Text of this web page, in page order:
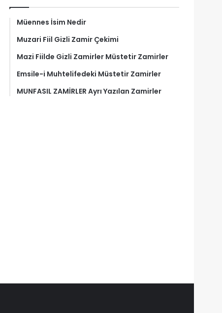
Müennes İsim Nedir
Muzari Fiil Gizli Zamir Çekimi
Mazi Fiilde Gizli Zamirler Müstetir Zamirler
Emsile-i Muhtelifedeki Müstetir Zamirler
MUNFASIL ZAMİRLER Ayrı Yazılan Zamirler